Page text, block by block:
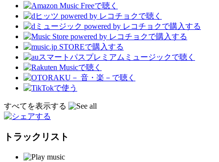
すべてを表示する
トラックリスト